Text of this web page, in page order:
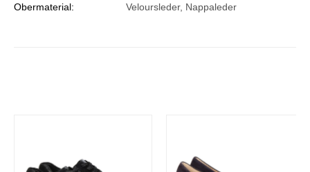
Obermaterial: Veloursleder, Nappaleder